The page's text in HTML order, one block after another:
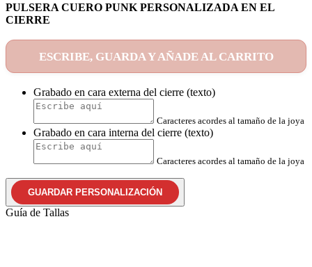
PULSERA CUERO PUNK PERSONALIZADA EN EL
CIERRE
ESCRIBE, GUARDA Y AÑADE AL CARRITO
Grabado en cara externa del cierre (texto)
Caracteres acordes al tamaño de la joya
Grabado en cara interna del cierre (texto)
Caracteres acordes al tamaño de la joya
GUARDAR PERSONALIZACIÓN
Guía de Tallas